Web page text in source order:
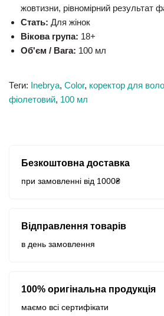
жовтизни, рівномірний результат
Стать: Для жінок
Вікова група: 18+
Об'єм / Вага: 100 мл
Теги: Inebrya, Color, коректор для
фіолетовий, 100 мл
Безкоштовна доставка
при замовленні від 1000₴
Відправлення товарів
в день замовлення
100% оригінальна продукція
маємо всі сертифікати